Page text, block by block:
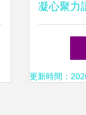
凝心聚
縣文化
更新時間：